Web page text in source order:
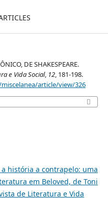
DE SHAKESPEARE.
e Vida Social, 12, 181-198.
article/view/326
a história a contrapelo: uma
em Beloved, de Toni
de Literatura e Vida